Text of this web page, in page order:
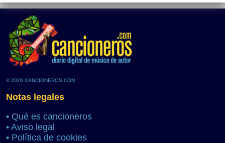
© 2026 CANCIONEROS.COM
Notas legales
• Qué es cancioneros
• Aviso legal
• Política de cookies